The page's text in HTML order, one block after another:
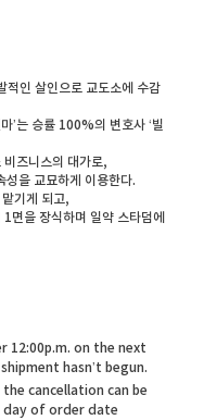
적인 살인으로 교도소에 수감
’는 승률 100%의 변호사 ‘빌
비즈니스의 대가로,
성을 교묘하게 이용한다.
맡기게 되고,
1면을 장식하며 일약 스타덤에
12:00p.m. on the next
hasn’t begun.
cancellation can be
day of order date